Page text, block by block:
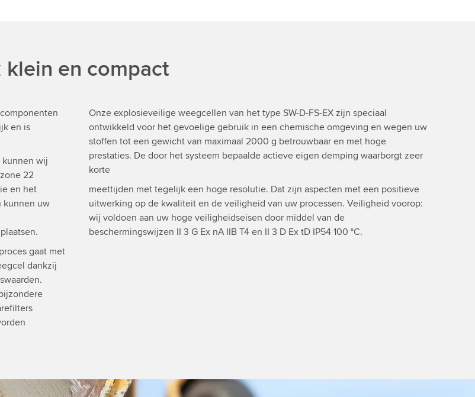
klein en compact
en is
kunnen wij
22
en het
kunnen uw
gaat met
dankzij
Onze explosieveilige weegcellen van het type SW-D-FS-EX zijn speciaal
ontwikkeld voor het gevoelige gebruik in een chemische omgeving en wegen uw
stoffen tot een gewicht van maximaal 2000 g betrouwbaar en met hoge
prestaties. De door het systeem bepaalde actieve eigen demping waarborgt zeer
korte
meettijden met tegelijk een hoge resolutie. Dat zijn aspecten met een positieve
uitwerking op de kwaliteit en de veiligheid van uw processen. Veiligheid voorop:
wij voldoen aan uw hoge veiligheidseisen door middel van de
beschermingswijzen II 3 G Ex nA IIB T4 en II 3 D Ex tD IP54 100 °C.